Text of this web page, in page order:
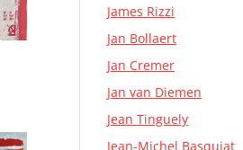
James Rizzi
Jan Bollaert
Jan Cremer
Jan van Diemen
Jean Tinguely
Jean-Michel Basquiat